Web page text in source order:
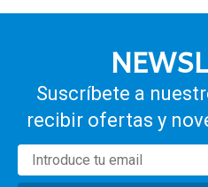
Suscríbete a
recibir ofertas y